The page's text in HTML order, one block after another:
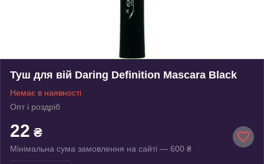
Туш для вій Daring Definition Mascara Black
Немає в наявності
Опт і роздріб
22 ₴
Мінімальна сума замовлення на сайті — 600 ₴